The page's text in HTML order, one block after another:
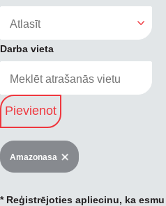
Darba vieta
Pievienot
Amazonasa
* Reģistrējoties apliecinu, ka